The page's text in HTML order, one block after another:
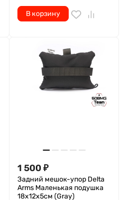
В корзину
1 500 ₽
Задний мешок-упор Delta
Arms Маленькая подушка
18х12х5см (Gray)